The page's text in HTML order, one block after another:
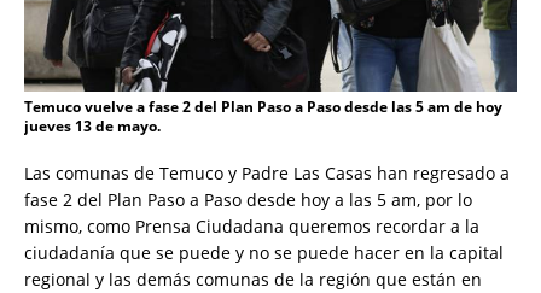
Temuco vuelve a fase 2 del Plan Paso a Paso desde las 5 am de hoy
jueves 13 de mayo.
Las comunas de Temuco y Padre Las Casas han regresado a
fase 2 del Plan Paso a Paso desde hoy a las 5 am, por lo
mismo, como Prensa Ciudadana queremos recordar a la
ciudadanía que se puede y no se puede hacer en la capital
regional y las demás comunas de la región que están en